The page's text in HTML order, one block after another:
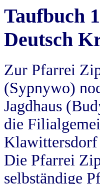
Taufbuch
Deutsch
Zur Pfarrei
(Sypnywo)
Jagdhaus
die
Klawittersdorf
Die Pfarrei
selbständige